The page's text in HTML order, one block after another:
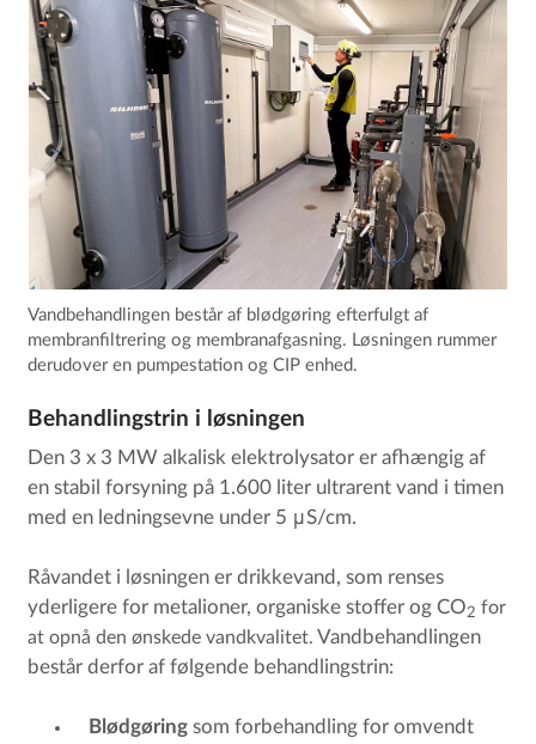
Vandbehandlingen består af blødgøring efterfulgt af
membranfiltrering og membranafgasning. Løsningen rummer
derudover en pumpestation og CIP enhed.
Behandlingstrin i løsningen
Den 3 x 3 MW alkalisk elektrolysator er afhængig af
en stabil forsyning på 1.600 liter ultrarent vand i timen
med en ledningsevne under 5 μS/cm.
Råvandet i løsningen er drikkevand, som renses
yderligere for metalioner, organiske stoffer og CO2 for
at opnå den ønskede vandkvalitet. Vandbehandlingen
består derfor af følgende behandlingstrin:
Blødgøringsom forbehandling for omvendt